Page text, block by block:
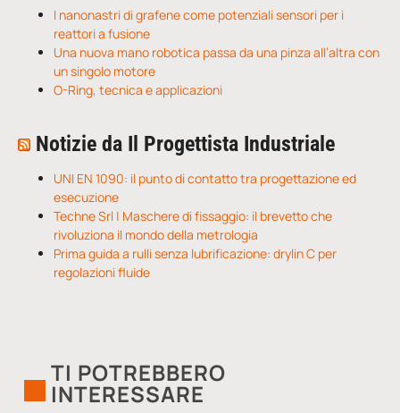
I nanonastri di grafene come potenziali sensori per i
reattori a fusione
Una nuova mano robotica passa da una pinza all’altra con
un singolo motore
O-Ring, tecnica e applicazioni
Notizie da Il Progettista Industriale
UNI EN 1090: il punto di contatto tra progettazione ed
esecuzione
Techne Srl | Maschere di fissaggio: il brevetto che
rivoluziona il mondo della metrologia
Prima guida a rulli senza lubrificazione: drylin C per
regolazioni fluide
TI POTREBBERO
INTERESSARE